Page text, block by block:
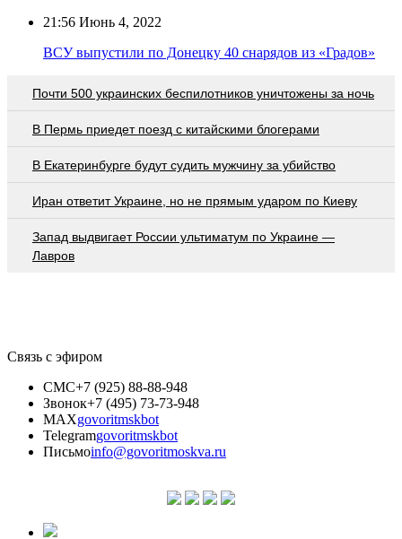
21:56 Июнь 4, 2022
ВСУ выпустили по Донецку 40 снарядов из «Градов»
Почти 500 украинских беспилотников уничтожены за ночь
В Пермь приедет поезд с китайскими блогерами
В Екатеринбурге будут судить мужчину за убийство
Иран ответит Украине, но не прямым ударом по Киеву
Запад выдвигает России ультиматум по Украине —
Лавров
Связь с эфиром
СМС+7 (925) 88-88-948
Звонок+7 (495) 73-73-948
MAXgovoritmskbot
Telegramgovoritmskbot
Письмоinfo@govoritmoskva.ru